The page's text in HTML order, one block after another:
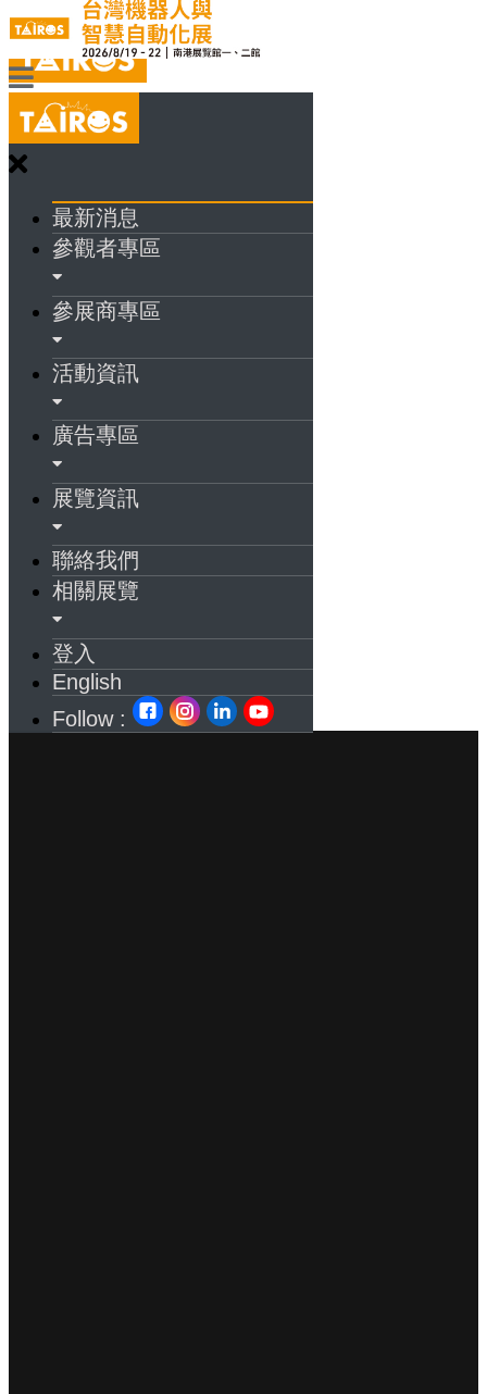
最新消息
參觀者專區
參展商專區
活動資訊
廣告專區
展覽資訊
聯絡我們
相關展覽
登入
English
Follow :